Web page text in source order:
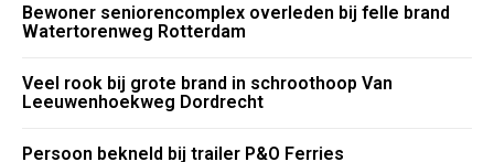
Bewoner seniorencomplex overleden bij felle brand
Watertorenweg Rotterdam
Veel rook bij grote brand in schroothoop Van
Leeuwenhoekweg Dordrecht
Persoon bekneld bij trailer P&O Ferries